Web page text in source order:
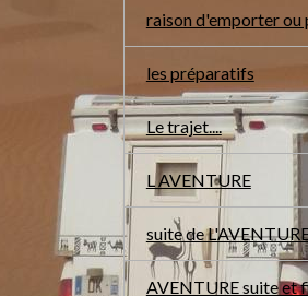
raison d'emporter ou
les préparatifs
Le trajet....
L AVENTURE
suite de
AVENTURE suite et